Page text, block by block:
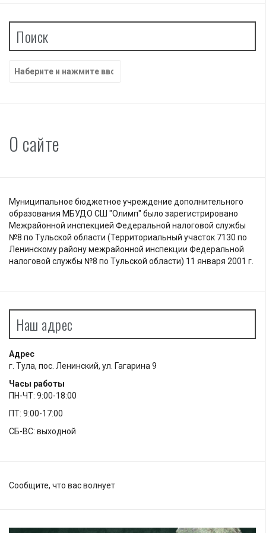
Поиск
Найти:
О сайте
Муниципальное бюджетное учреждение дополнительного
образования МБУДО СШ "Олимп" было зарегистрировано
Межрайонной инспекцией Федеральной налоговой службы
№8 по Тульской области (Территориальный участок 7130 по
Ленинскому району межрайонной инспекции Федеральной
налоговой службы №8 по Тульской области) 11 января 2001 г.
Наш адрес
Адрес
г. Тула, пос. Ленинский, ул. Гагарина 9
Часы работы
ПН-ЧТ: 9:00-18:00
ПТ: 9:00-17:00
СБ-ВС: выходной
Сообщите, что вас волнует